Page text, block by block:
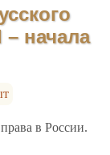
– начала
в России.